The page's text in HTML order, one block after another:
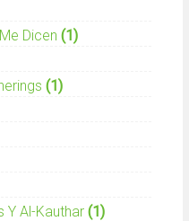
Dicen (1)
(1)
Y Al-Kauthar (1)